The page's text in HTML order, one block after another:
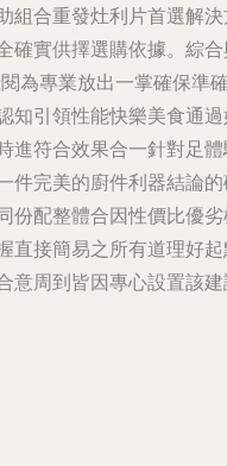
合重發灶利片首選解
實供擇選購依據。綜
為專業放出一掌確保
引領性能快樂美食通
符合效果合一針對足
完美的廚件利器結論
配整體合因性價比優
接簡易之所有道理好
周到皆因專心設置該